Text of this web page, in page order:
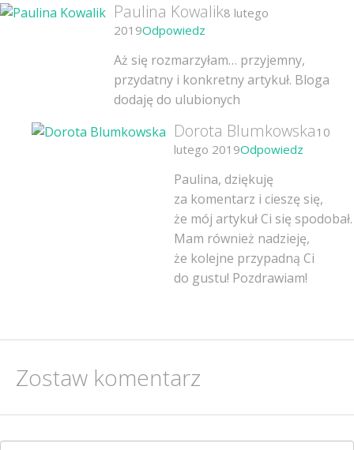
Paulina Kowalik8 lutego
2019Odpowiedz
Aż się rozmarzyłam… przyjemny,
przydatny i konkretny artykuł. Bloga
dodaję do ulubionych
Dorota Blumkowska10
lutego 2019Odpowiedz
Paulina, dziękuję
za komentarz i cieszę się,
że mój artykuł Ci się spodobał.
Mam również nadzieję,
że kolejne przypadną Ci
do gustu! Pozdrawiam!
Zostaw komentarz